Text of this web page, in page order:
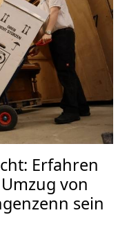
Erfahren
von
sein